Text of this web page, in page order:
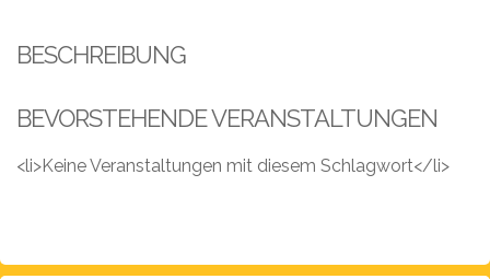
Über
Fotos,
Events
Referenzen
BESCHREIBUNG
BEVORSTEHENDE VERANSTALTUNGEN
<li>Keine Veranstaltungen mit diesem Schlagwort</li>